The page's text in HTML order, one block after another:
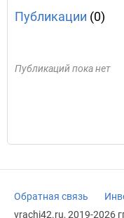
Публикации (0)
Публикаций пока нет
Обратная связь
vrachi42.ru, 2019-2026